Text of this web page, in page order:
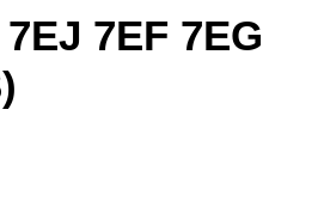
7EF 7EG